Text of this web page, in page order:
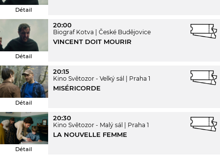
Détail
Détail
20:00
Biograf Kotva České Budějovice
VINCENT DOIT MOURIR
Détail
20:15
Kino Světozor - Velký sál Praha 1
MISÉRICORDE
Détail
20:30
Kino Světozor - Malý sál Praha 1
LA NOUVELLE FEMME